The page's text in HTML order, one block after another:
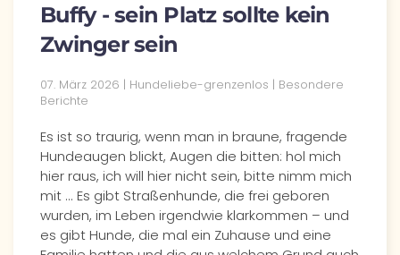
Buffy - sein Platz sollte kein
Zwinger sein
07. März 2026 | Hundeliebe-grenzenlos | Besondere
Berichte
Es ist so traurig, wenn man in braune, fragende
Hundeaugen blickt, Augen die bitten: hol mich
hier raus, ich will hier nicht sein, bitte nimm mich
mit ... Es gibt Straßenhunde, die frei geboren
wurden, im Leben irgendwie klarkommen – und
es gibt Hunde, die mal ein Zuhause und eine